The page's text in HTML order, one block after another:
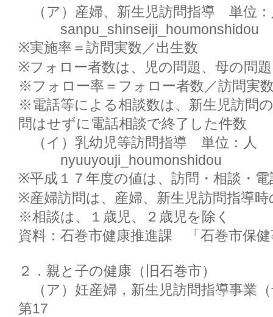
（ア）産婦、新生児訪問指導　単位
sanpu_shinseiji_houmonshidou
※実施率＝訪問実数／出生数
※フォロー者数は、児の問題、母の問
※フォロー率＝フォロー者数／訪問実
※電話等による相談数は、新生児訪問
問はせずに電話相談で終了した件数
（イ）乳幼児等訪問指導　単位：人
nyuuyouji_houmonshidou
※平成１７年度の値は、訪問・相談・
※産婦訪問は、産婦、新生児訪問指導
※相談は、１歳児、２歳児を除く
資料：石巻市健康推進課　「石巻市保
２．親と子の健康（旧石巻市）
（ア）妊産婦，新生児訪問指導事業
第17